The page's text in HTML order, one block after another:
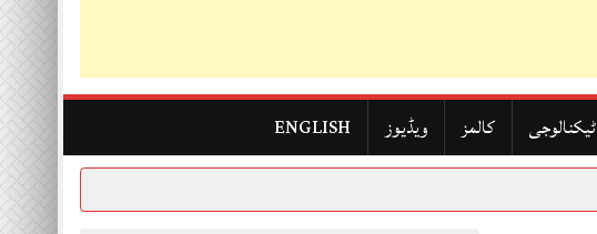
ٹیکنالوجی کالمز ویڈیوز ENGLISH